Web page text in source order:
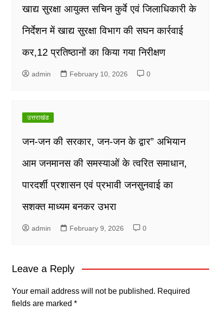
खाद्य सुरक्षा आयुक्त सचिन कुर्वे एवं जिलाधिकारी के
निर्देशन में खाद्य सुरक्षा विभाग की सघन कार्रवाई
कर,12 प्रतिष्ठानों का किया गया निरीक्षण
admin February 10, 2026 0
उत्तराखंड
जन-जन की सरकार, जन-जन के द्वार” अभियान
आम जनमानस की समस्याओं के त्वरित समाधान,
पारदर्शी प्रशासन एवं प्रभावी जनसुनवाई का
सशक्त माध्यम बनकर उभरा
admin February 9, 2026 0
Leave a Reply
Your email address will not be published. Required
fields are marked *